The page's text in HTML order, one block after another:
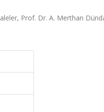
Prof. Dr. A. Merthan